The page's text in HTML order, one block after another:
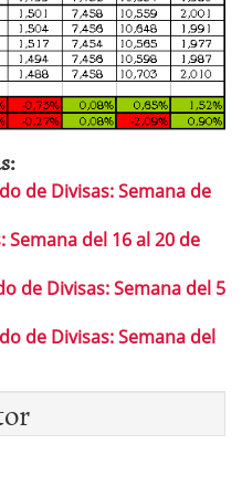
de Divisas: Semana de
Semana del 16 al 20 de
de Divisas: Semana del 5
de Divisas: Semana del